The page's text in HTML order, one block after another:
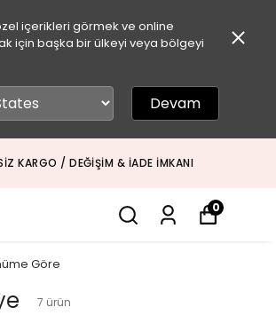
içerikleri görmek ve online
için başka bir ülkeyi veya bölgeyi
Devam
KARGO / DEĞIŞIM & İADE İMKANI
0
Göre
7 ürün